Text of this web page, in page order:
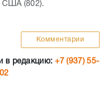
США (802).
Комментарии
в редакцию: +7 (937) 55-